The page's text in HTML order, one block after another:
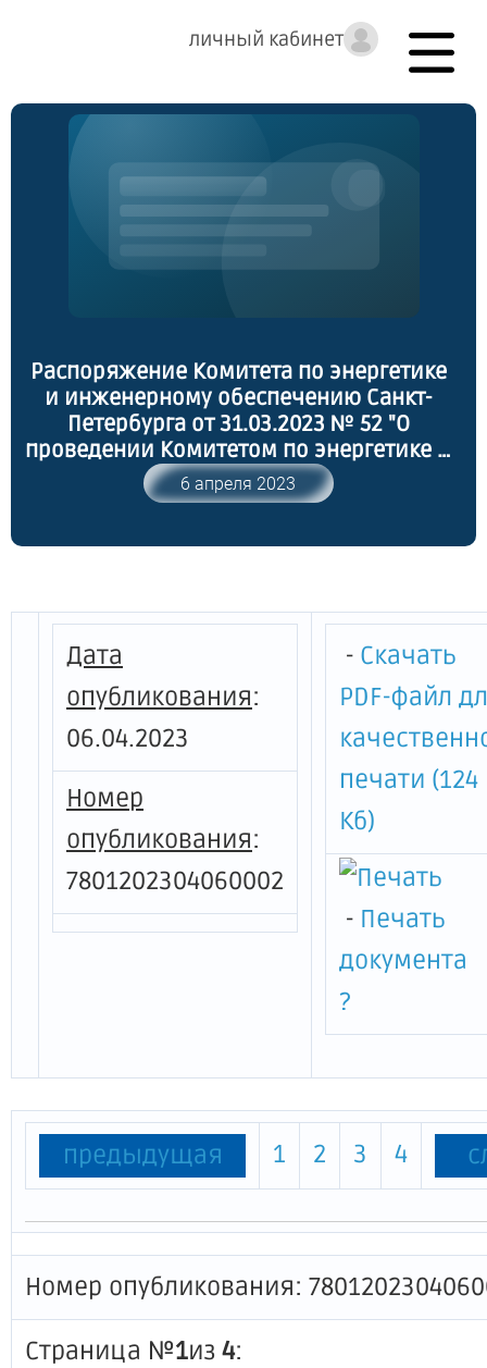
личный кабинет
Распоряжение Комитета по энергетике
и инженерному обеспечению Санкт-
Петербурга от 31.03.2023 № 52 "О
проведении Комитетом по энергетике и
инженерному обеспечению проверки
соблюдения порядка и условий
целях возмещения недополученных
осуществляющим реализацию
сжиженного газа населению для
бытовых нужд на территории Санкт-
Петербурга, в том числе в части
достижения результата предоставления
субсидий"
6 апреля 2023
Дата
опубликования:
06.04.2023
Номер
опубликования:
7801202304060002
- Скачать
PDF-файл
печати (124
Кб)
- Печать
документа
?
предыдущая 1 2 3 4
Номер опубликования:
Страница №1из 4: